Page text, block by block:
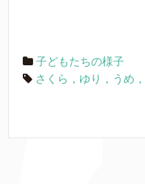
子どもたちの様子
さくら，ゆり，うめ